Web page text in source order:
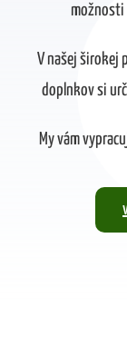
možnosti
V našej širokej
doplnkov si
My vám